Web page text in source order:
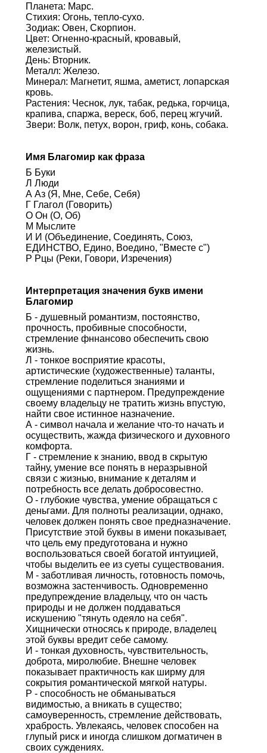
Планета: Марс.
Стихия: Огонь, тепло-сухо.
Зодиак: Овен, Скорпион.
Цвет: Огненно-красный, кровавый,
железистый.
День: Вторник.
Металл: Железо.
Минерал: Магнетит, яшма, аметист, лопарская
кровь.
Растения: Чеснок, лук, табак, редька, горчица,
крапива, спаржа, вереск, боб, перец жгучий.
Звери: Волк, петух, ворон, гриф, конь, собака.
Имя Благомир как фраза
Б Буки
Л Люди
А Аз (Я, Мне, Себе, Себя)
Г Глагол (Говорить)
О Он (О, Об)
М Мыслите
И И (Объединение, Соединять, Союз,
ЕДИНСТВО, Едино, Воедино, "Вместе с")
Р Рцы (Реки, Говори, Изречения)
Интерпретация значения букв имени
Благомир
Б - душевный романтизм, постоянство,
прочность, пробивные способности,
стремление фннансово обеспечить свою
жизнь.
Л - тонкое восприятие красоты,
артистические (художественные) таланты,
стремление поделиться знаниями и
ощущениями с партнером. Предупреждение
своему владельцу не тратить жизнь впустую,
найти свое истинное назначение.
А - символ начала и желание что-то начать и
осуществить, жажда физического и духовного
комфорта.
Г - стремление к знанию, ввод в скрытую
тайну, умение все понять в неразрывной
связи с жизнью, внимание к деталям и
потребность все делать добросовестно.
О - глубокие чувства, умение обращаться с
деньгами. Для полноты реализации, однако,
человек должен понять свое предназначение.
Присутствие этой буквы в имени показывает,
что цель ему предуготована и нужно
воспользоваться своей богатой интуицией,
чтобы выделить ее из суеты существования.
М - заботливая личность, готовность помочь,
возможна застенчивость. Одновременно
предупреждение владельцу, что он часть
природы и не должен поддаваться
искушению "тянуть одеяло на себя".
Хищнически относясь к природе, владелец
этой буквы вредит себе самому.
И - тонкая духовность, чувствительность,
доброта, миролюбие. Внешне человек
показывает практичность как ширму для
сокрытия романтической мягкой натуры.
Р - способность не обманываться
видимостью, а вникать в существо;
самоуверенность, стремление действовать,
храбрость. Увлекаясь, человек способен на
глупый риск и иногда слишком догматичен в
своих суждениях.